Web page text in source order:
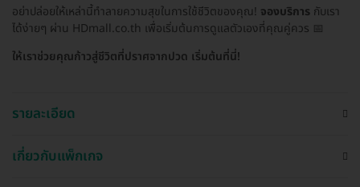
อย่าปล่อยให้เหล่านี้ทำลายความสุขในการใช้ชีวิตของคุณ! จองบริการ กับเรา
ได้ง่ายๆ ผ่าน HDmall.co.th เพื่อเริ่มต้นการดูแลตัวเองที่คุณคู่ควร 📅
ให้เราช่วยคุณก้าวสู่ชีวิตที่ปราศจากปวด เริ่มต้นที่นี่!
รายละเอียด
เกี่ยวกับแพ็กเกจ